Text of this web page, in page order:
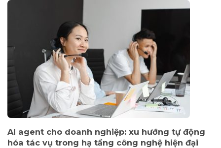
AI agent cho doanh nghiệp: xu hướng tự động
hóa tác vụ trong hạ tầng công nghệ hiện đại